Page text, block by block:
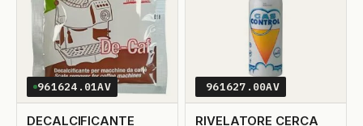
961624.01AV
DECALCIFICANTE
961627.00AV
RIVELATORE CERCA